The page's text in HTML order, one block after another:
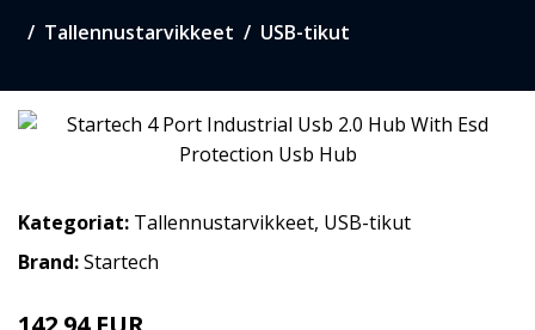
Tallennustarvikkeet USB-tikut
Kategoriat: Tallennustarvikkeet, USB-tikut
Brand:Startech